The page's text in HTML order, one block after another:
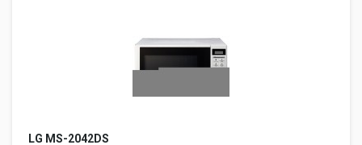
LG MS-2042DS